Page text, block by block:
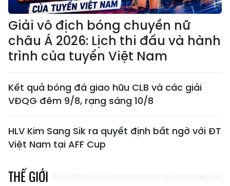
Giải vô địch bóng chuyền nữ
châu Á 2026: Lịch thi đấu và hành
trình của tuyển Việt Nam
Kết quả bóng đá giao hữu CLB và các giải
VĐQG đêm 9/8, rạng sáng 10/8
HLV Kim Sang Sik ra quyết định bất ngờ với ĐT
Việt Nam tại AFF Cup
THẾ GIỚI